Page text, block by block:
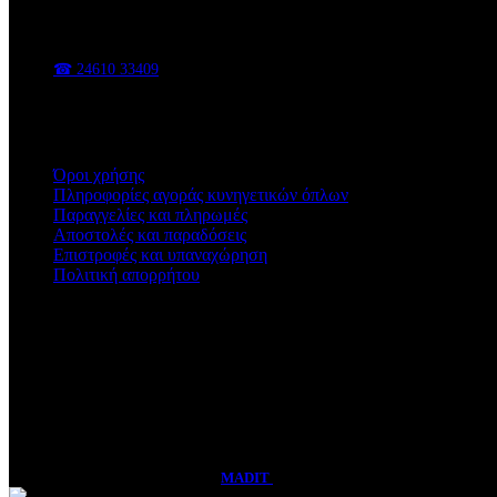
☎ 24610 33409
Όροι χρήσης
Πληροφορίες αγοράς κυνηγετικών όπλων
Παραγγελίες και πληρωμές
Αποστολές και παραδόσεις
Επιστροφές και υπαναχώρηση
Πολιτική απορρήτου
MADIT